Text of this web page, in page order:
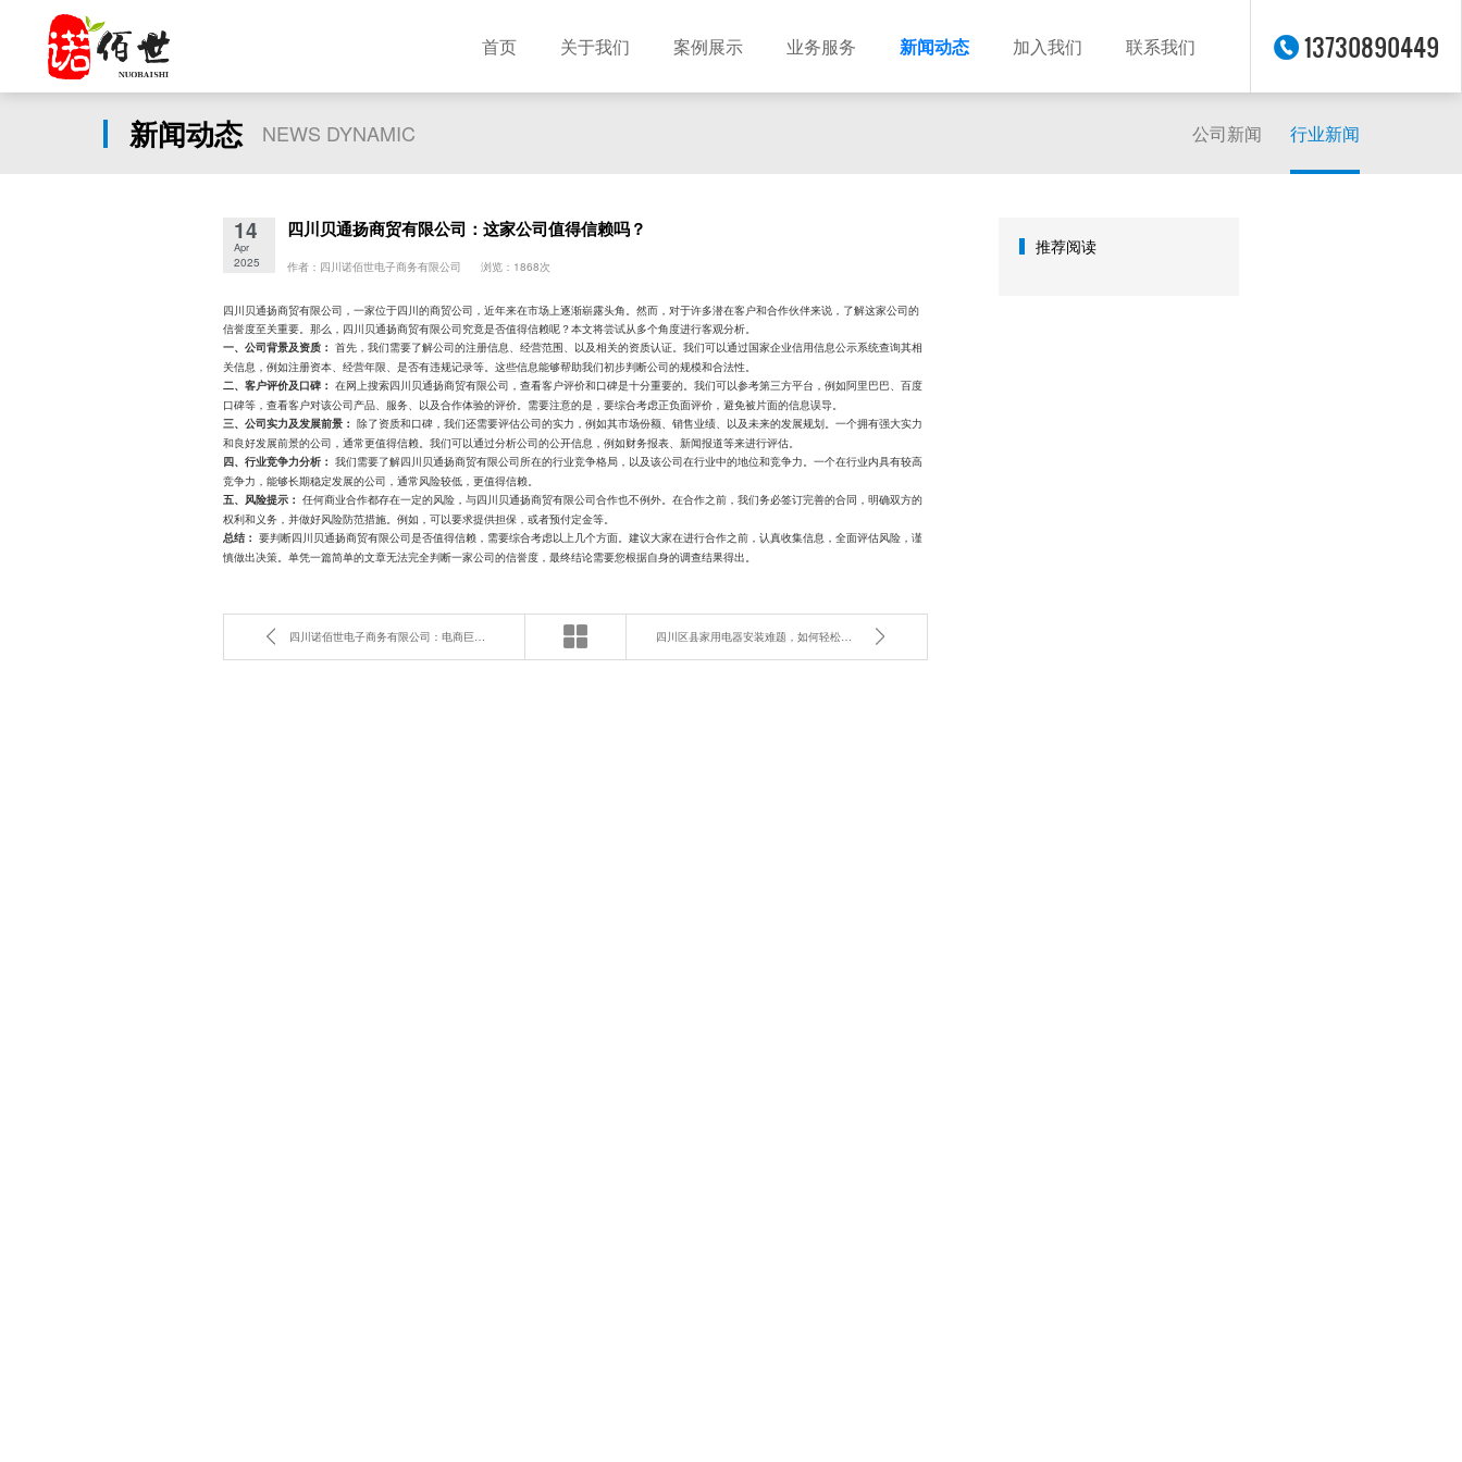
首页 关于我们 案例展示 业务服务 新闻动态 加入我们 联系我们 13730890449
新闻动态 NEWS DYNAMIC 公司新闻 行业新闻
14
Apr
2025
四川贝通扬商贸有限公司：这家公司值得信赖吗？
作者：四川诺佰世电子商务有限公司 浏览：1868次
四川贝通扬商贸有限公司，一家位于四川的商贸公司，近年来在市场上逐渐崭露头角。然而，对于许多潜在客户和合作伙伴来说，了解这家公司的
信誉度至关重要。那么，四川贝通扬商贸有限公司究竟是否值得信赖呢？本文将尝试从多个角度进行客观分析。
一、公司背景及资质： 首先，我们需要了解公司的注册信息、经营范围、以及相关的资质认证。我们可以通过国家企业信用信息公示系统查询其相
关信息，例如注册资本、经营年限、是否有违规记录等。这些信息能够帮助我们初步判断公司的规模和合法性。
二、客户评价及口碑： 在网上搜索四川贝通扬商贸有限公司，查看客户评价和口碑是十分重要的。我们可以参考第三方平台，例如阿里巴巴、百度
口碑等，查看客户对该公司产品、服务、以及合作体验的评价。需要注意的是，要综合考虑正负面评价，避免被片面的信息误导。
三、公司实力及发展前景： 除了资质和口碑，我们还需要评估公司的实力，例如其市场份额、销售业绩、以及未来的发展规划。一个拥有强大实力
和良好发展前景的公司，通常更值得信赖。我们可以通过分析公司的公开信息，例如财务报表、新闻报道等来进行评估。
四、行业竞争力分析： 我们需要了解四川贝通扬商贸有限公司所在的行业竞争格局，以及该公司在行业中的地位和竞争力。一个在行业内具有较高
竞争力，能够长期稳定发展的公司，通常风险较低，更值得信赖。
五、风险提示： 任何商业合作都存在一定的风险，与四川贝通扬商贸有限公司合作也不例外。在合作之前，我们务必签订完善的合同，明确双方的
权利和义务，并做好风险防范措施。例如，可以要求提供担保，或者预付定金等。
总结： 要判断四川贝通扬商贸有限公司是否值得信赖，需要综合考虑以上几个方面。建议大家在进行合作之前，认真收集信息，全面评估风险，谨
慎做出决策。单凭一篇简单的文章无法完全判断一家公司的信誉度，最终结论需要您根据自身的调查结果得出。
四川诺佰世电子商务有限公司：电商巨头如何玩转家电市场？ 四川区县家用电器安装难题，如何轻松解决？
推荐阅读